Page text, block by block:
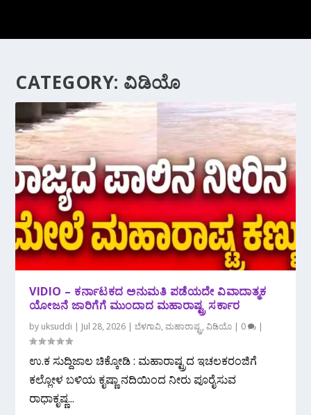
CATEGORY: ವಿಡಿಯೊ
VIDIO – ಕರ್ನಾಟಕದ ಅನುಮತಿ ಪಡೆಯದೇ ವಿವಾದಾತ್ಮಕ
ಯೋಜನೆ ಜಾರಿಗೆಗೆ ಮುಂದಾದ ಮಹಾರಾಷ್ಟ್ರ ಸರ್ಕಾರ
by uksuddi | Jul 28, 2026 |ಬೆಳಗಾವಿ,ಮಹಾರಾಷ್ಟ್ರ,ವಿಡಿಯೊ | 0 |
ಉ.ಕ ಸುದ್ದಿಜಾಲ ಚಿಕ್ಕೋಡಿ : ಮಹಾರಾಷ್ಟ್ರದ ಇಚಲಕರಂಜಿಗೆ
ಕಲ್ಲೋಳ ಬಳಿಯ ಕೃಷ್ಣಾ ನದಿಯಿಂದ ನೀರು ಪೂರೈಸುವ
ರಾಧಾಕೃಷ್ಣ...